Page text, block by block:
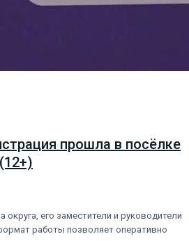
прошла в посёлке
его заместители и руководители
работы позволяет оперативно